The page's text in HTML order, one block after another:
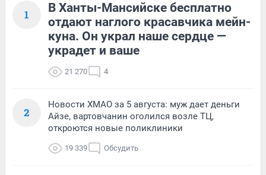
1
В Ханты-Мансийске бесплатно
отдают наглого красавчика мейн-
куна. Он украл наше сердце —
украдет и ваше
21 270 4
2
Новости ХМАО за 5 августа: муж дает деньги
Айзе, вартовчанин оголился возле ТЦ,
откроются новые поликлиники
19 339 Обсудить